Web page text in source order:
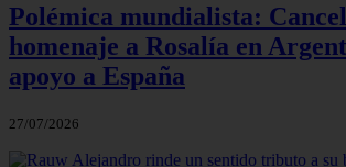
Polémica mundialista:
homenaje a Rosalía en
apoyo a España
27/07/2026